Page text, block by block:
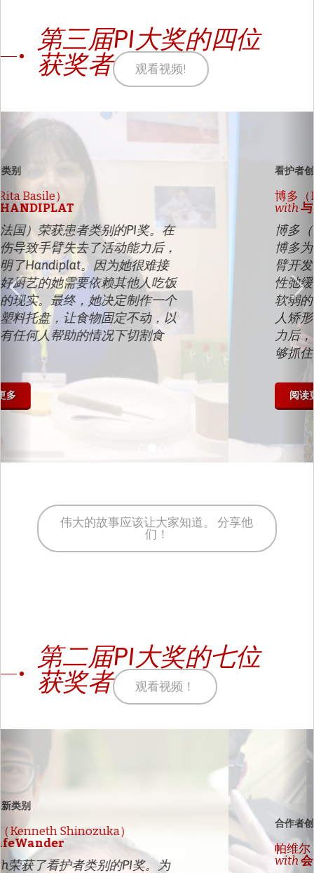
第三届PI大奖的四位
获奖者
观看视频!
博多（Bodo Hoenen）
with与ROBOTIC ORTHODOX
博多（美国）获得看护者类别的PI奖。
博多为他的女儿洛雷莱（Lorelei）的手
臂开发了一种机器人矫形器，她患有急
性弛缓性脊髓炎，这是一种会导致手臂
软弱的神经系统疾病。洛雷莱使用机器
人矫形器进行物理治疗，以恢复活动能
力后，在一段时间的治疗后，她已经能
以
伟大的故事应该让大家知道。 分享他
们！
第二届PI大奖的七位
获奖者
观看视频！
合作者创新类别
帕维尔（Pavel Kurbatsky）
with会说话的盲杖